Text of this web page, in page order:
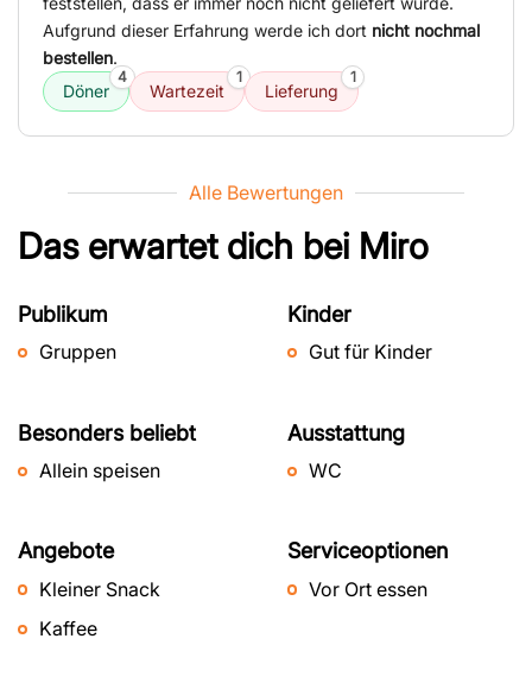
Aufgrund dieser Erfahrung werde ich dort nicht nochmal
bestellen.
Döner
4
Wartezeit
1
Lieferung
1
Alle Bewertungen
Das erwartet dich bei Miro
Publikum
Gruppen
Kinder
Gut für Kinder
Besonders beliebt
Allein speisen
Ausstattung
WC
Angebote
Kleiner Snack
Kaffee
Serviceoptionen
Vor Ort essen